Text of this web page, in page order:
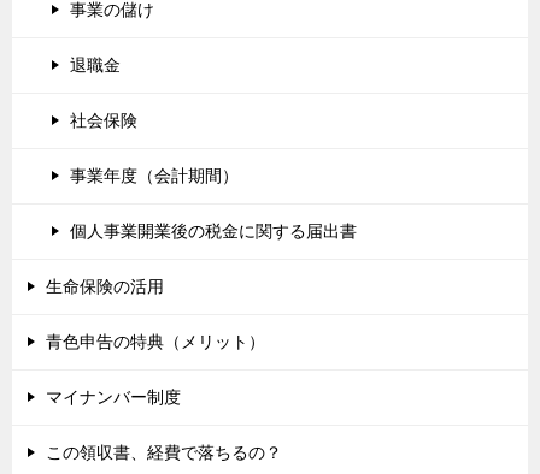
事業の儲け
退職金
社会保険
事業年度（会計期間）
個人事業開業後の税金に関する届出書
生命保険の活用
青色申告の特典（メリット）
マイナンバー制度
この領収書、経費で落ちるの？